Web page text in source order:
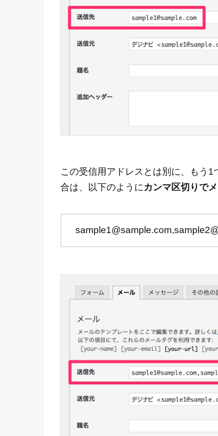
この受信用アドレスとは別に、もう
合は、以下のようにカンマ区切りで